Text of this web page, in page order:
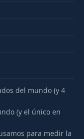
del mundo (y 4
(y el único en
para medir la